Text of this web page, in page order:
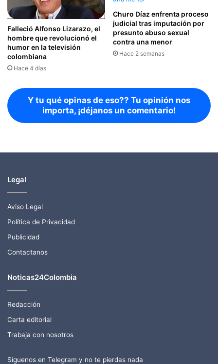
Falleció Alfonso Lizarazo, el
hombre que revolucionó el
humor en la televisión
colombiana
Hace 4 días
Churo Díaz enfrenta proceso
judicial tras imputación por
presunto abuso sexual
contra una menor
Hace 2 semanas
Y tu qué opinas de eso?? Tu opinión nos
importa, ¡déjanos un comentario!
Legal
Aviso Legal
Política de Privacidad
Publicidad
Contactanos
Noticas24Colombia
Redacción
Carta editorial
Trabaja con nosotros
Síguenos en Telegram y no te pierdas nada